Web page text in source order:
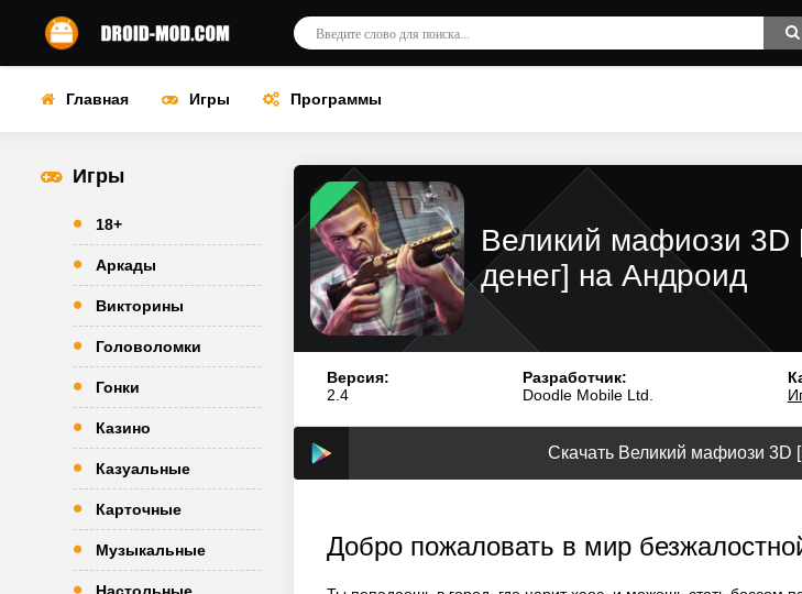
Главная Игры Программы
Игры
18+
Аркады
Викторины
Головоломки
Гонки
Казино
Казуальные
Карточные
Музыкальные
Великий мафиози 3D
денег] на Андроид
Версия:
2.4
Разработчик:
Doodle Mobile Ltd.
Скачать Великий мафиози 3D
Добро пожаловать в мир